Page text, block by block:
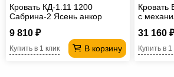
Кровать КД-1.11 1200
Сабрина-2 Ясень анкор
9 810 ₽
В корзину
Купить в 1 клик
Кровать
с
31 160
Купить в 1